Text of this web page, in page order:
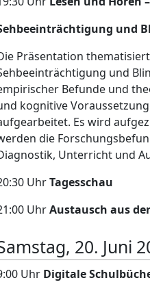
und
Präsentation
und
Befunde und
kognitive
Es wird
die
Unterricht und
UhrTagesschau
UhrAustausch aus
20. Juni
Uhr Digitale